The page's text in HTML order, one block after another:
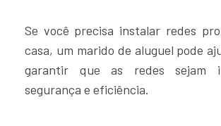
Se você precisa instalar redes
casa, um marido de aluguel pode
garantir que as redes sejam
segurança e eficiência.